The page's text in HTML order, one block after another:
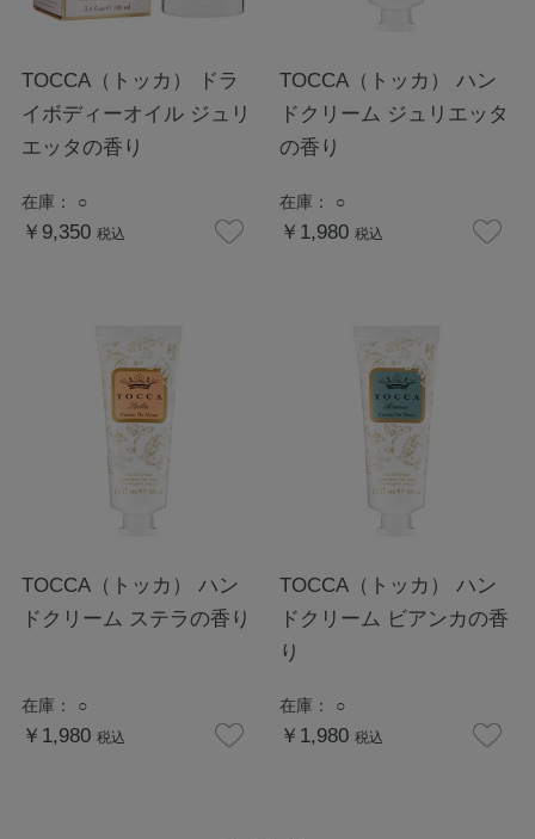
TOCCA（トッカ） ドラ
イボディーオイル ジュリ
エッタの香り
在庫： ○
￥9,350 税込
TOCCA（トッカ） ハン
ドクリーム ジュリエッタ
の香り
在庫： ○
￥1,980 税込
TOCCA（トッカ） ハン
ドクリーム ステラの香り
在庫： ○
￥1,980 税込
TOCCA（トッカ） ハン
ドクリーム ビアンカの香
り
在庫： ○
￥1,980 税込